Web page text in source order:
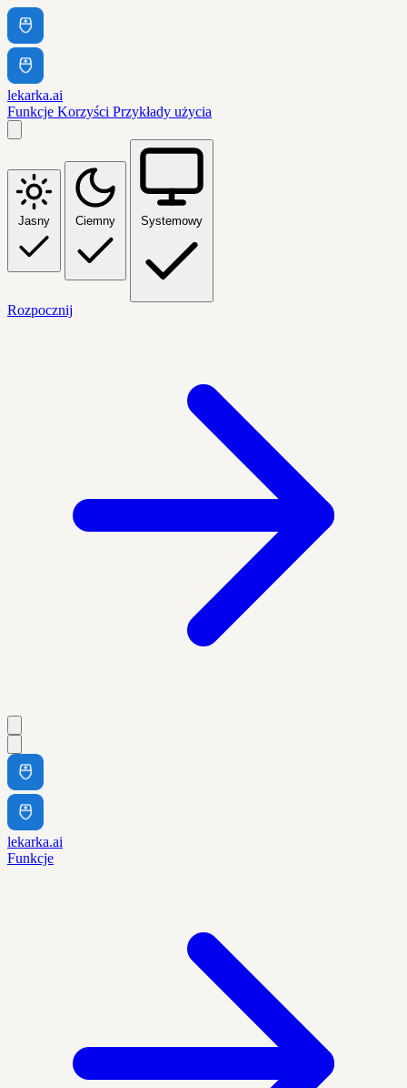
lekarka.ai
Funkcje Korzyści Przykłady użycia
Jasny Ciemny Systemowy
Rozpocznij
lekarka.ai
Funkcje